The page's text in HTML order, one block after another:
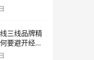
皮肤负担的
三线品牌精
要避开经期
皮肤敏感度